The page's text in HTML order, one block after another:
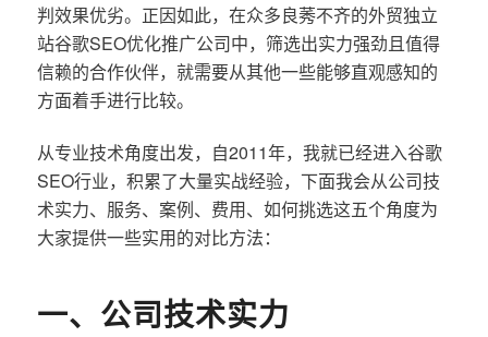
判效果优劣。正因如此，在众多良莠不齐的外贸独立
站谷歌SEO优化推广公司中，筛选出实力强劲且值得
信赖的合作伙伴，就需要从其他一些能够直观感知的
方面着手进行比较。
从专业技术角度出发，自2011年，我就已经进入谷歌
SEO行业，积累了大量实战经验，下面我会从公司技
术实力、服务、案例、费用、如何挑选这五个角度为
大家提供一些实用的对比方法：
一、公司技术实力